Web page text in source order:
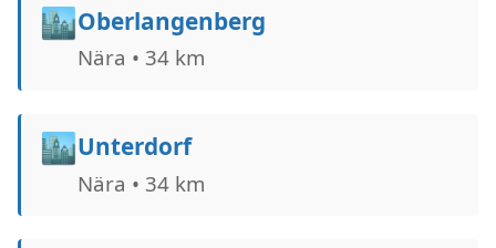
🏙️Oberlangenberg
Nära • 34 km
🏙️Unterdorf
Nära • 34 km